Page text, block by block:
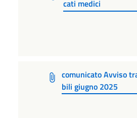
cati medici
comunicato Avviso
bili giugno 2025